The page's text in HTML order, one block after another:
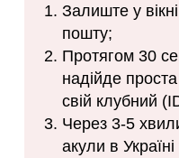
Залиште у
пошту;
Протягом 30
надійде
свій клубний
Через 3-5
акули в